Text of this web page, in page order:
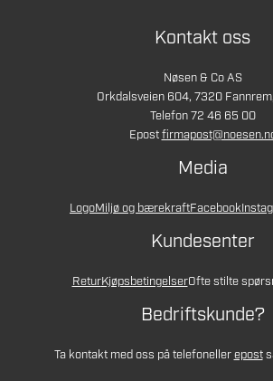
Kontakt oss
Nøsen & Co AS
Orkdalsveien 604, 7320
Telefon 72 46 65 00
Epost
Media
LogoMiljø og bærekraftFacebook
Kundesenter
ReturKjøpsbetingelserOfte stilte
Bedriftskunde?
Ta kontakt med oss på telefonellerepost